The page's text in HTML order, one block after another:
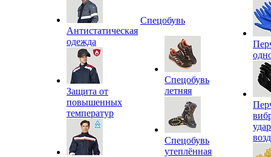
Антистатическая
одежда
Защита от
повышенных
температур
Спецобувь
Спецобувь
летняя
Спецобувь
утеплённая